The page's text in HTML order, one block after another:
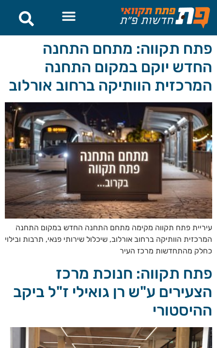
לתוכן
פתח תקווה: מתחם התחנה
החדש יוקם במקום התחנה
המרכזית הוותיקה ברחוב אורלוב
עיריית פתח תקווה מקימה מתחם התחנה החדש במקום התחנה
המרכזית הוותיקה ברחוב אורלוב, שיכלול שירותי פנאי, תרבות ובילוי
כחלק מהתחדשות מרכז העיר
פתח תקווה: חנוכת מרכז
הצעירים ע"ש רן גואילי ז"ל ביקב
ההיסטורי